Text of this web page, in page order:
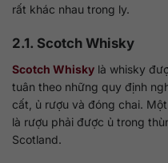
rất khác nhau trong ly.
2.1. Scotch Whisky
Scotch Whisky là whisky
tuân theo những quy định
cất, ủ rượu và đóng chai.
là rượu phải được ủ trong
Scotland.